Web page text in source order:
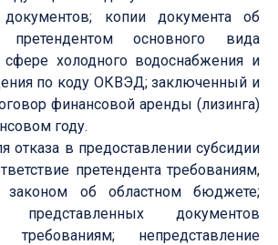
документов; копии документа об
претендентом основного вида
сфере холодного водоснабжения и
по коду ОКВЭД; заключенный и
финансовой аренды (лизинга)
году.
отказа в предоставлении субсидии
претендента требованиям,
законом об областном бюджете;
представленных документов
требованиям; непредставление